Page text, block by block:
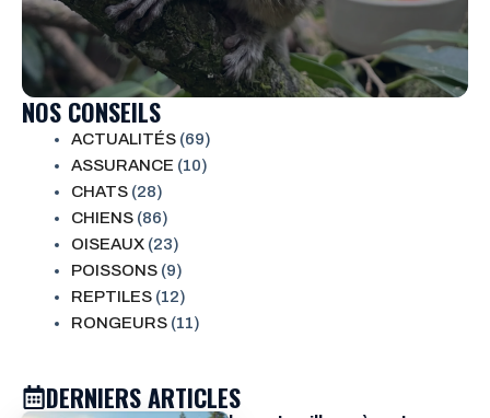
NOS CONSEILS
ACTUALITÉS (69)
ASSURANCE (10)
CHATS (28)
CHIENS (86)
OISEAUX (23)
POISSONS (9)
REPTILES (12)
RONGEURS (11)
DERNIERS ARTICLES